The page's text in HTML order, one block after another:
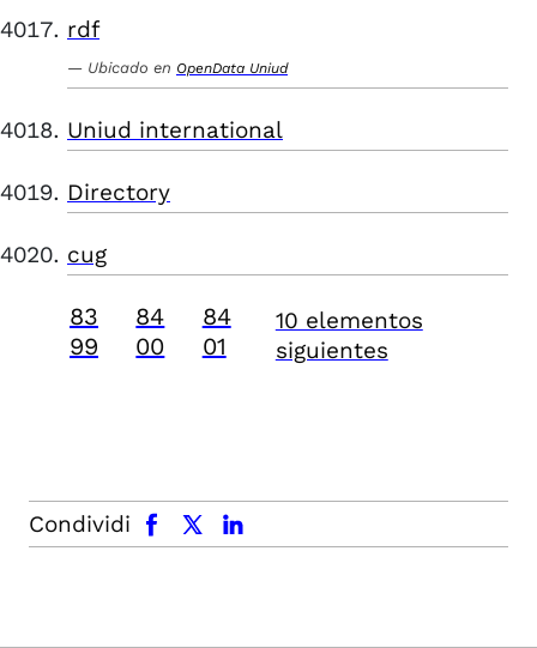
rdf
Ubicado en OpenData Uniud
Uniud international
Directory
cug
83
99
84
00
84
01
10 elementos
siguientes
Condividi
facebook x.com linkedin